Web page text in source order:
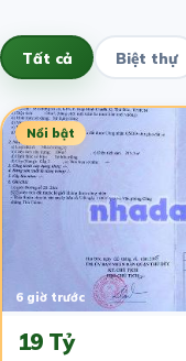
Tất cả Biệt thự
Nổi bật
6 giờ trước
19 Tỷ